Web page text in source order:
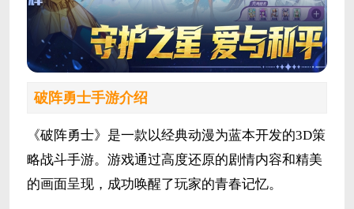
破阵勇士手游介绍
《破阵勇士》是一款以经典动漫为蓝本开发的3D策
略战斗手游。游戏通过高度还原的剧情内容和精美
的画面呈现，成功唤醒了玩家的青春记忆。